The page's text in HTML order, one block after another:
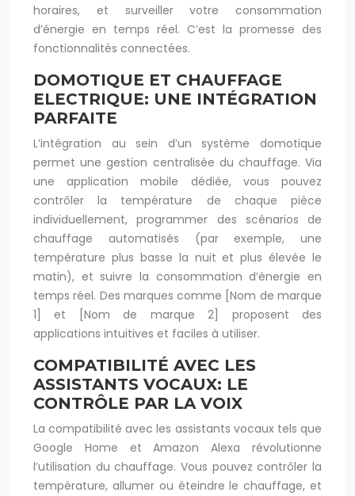
horaires, et surveiller votre consommation
d’énergie en temps réel. C’est la promesse des
fonctionnalités connectées.
DOMOTIQUE ET CHAUFFAGE
ELECTRIQUE: UNE INTÉGRATION
PARFAITE
L’intégration au sein d’un système domotique
permet une gestion centralisée du chauffage. Via
une application mobile dédiée, vous pouvez
contrôler la température de chaque pièce
individuellement, programmer des scénarios de
chauffage automatisés (par exemple, une
température plus basse la nuit et plus élevée le
matin), et suivre la consommation d’énergie en
temps réel. Des marques comme [Nom de marque
1] et [Nom de marque 2] proposent des
applications intuitives et faciles à utiliser.
COMPATIBILITÉ AVEC LES
ASSISTANTS VOCAUX: LE
CONTRÔLE PAR LA VOIX
La compatibilité avec les assistants vocaux tels que
Google Home et Amazon Alexa révolutionne
l’utilisation du chauffage. Vous pouvez contrôler la
température, allumer ou éteindre le chauffage, et